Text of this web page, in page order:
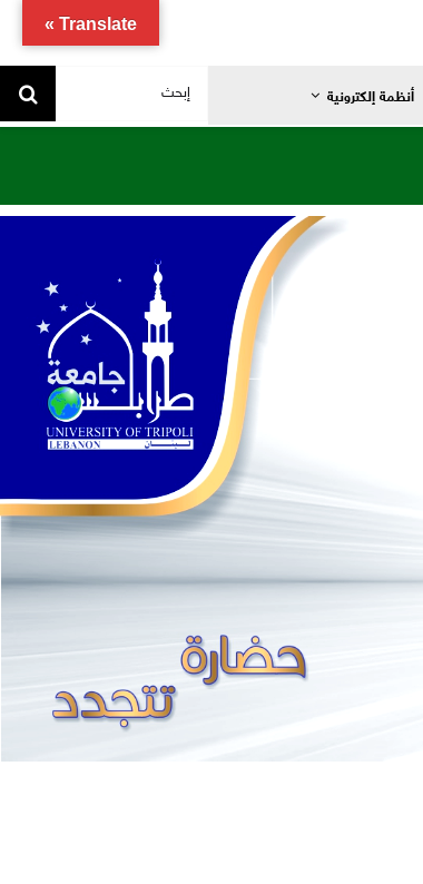
أنظمة إلكترونية
البحث
عن:
Translate »